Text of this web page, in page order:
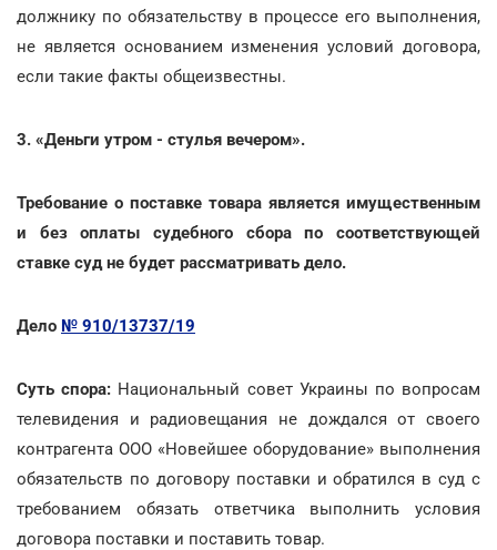
должнику по обязательству в процессе его выполнения,
не является основанием изменения условий договора,
если такие факты общеизвестны.
3. «Деньги утром - стулья вечером».
Требование о поставке товара является имущественным
и без оплаты судебного сбора по соответствующей
ставке суд не будет рассматривать дело.
Дело № 910/13737/19
Суть спора: Национальный совет Украины по вопросам
телевидения и радиовещания не дождался от своего
контрагента ООО «Новейшее оборудование» выполнения
обязательств по договору поставки и обратился в суд с
требованием обязать ответчика выполнить условия
договора поставки и поставить товар.